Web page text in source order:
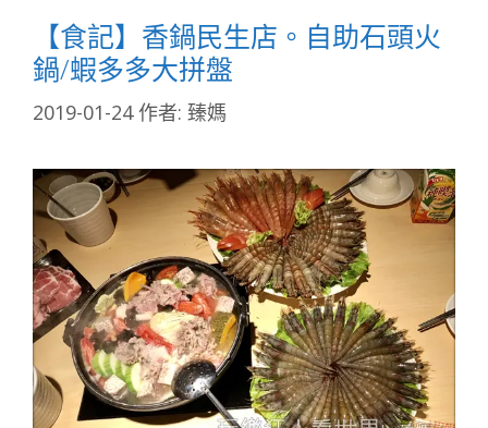
【食記】香鍋民生店。自助石頭火
鍋/蝦多多大拼盤
2019-01-24 作者: 臻媽